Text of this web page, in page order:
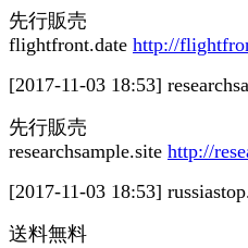
先行販売
flightfront.date http://
[2017-11-03 18:53]
先行販売
researchsample.site http://
[2017-11-03 18:53]
送料無料